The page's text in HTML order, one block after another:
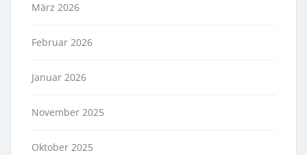
März 2026
Februar 2026
Januar 2026
November 2025
Oktober 2025